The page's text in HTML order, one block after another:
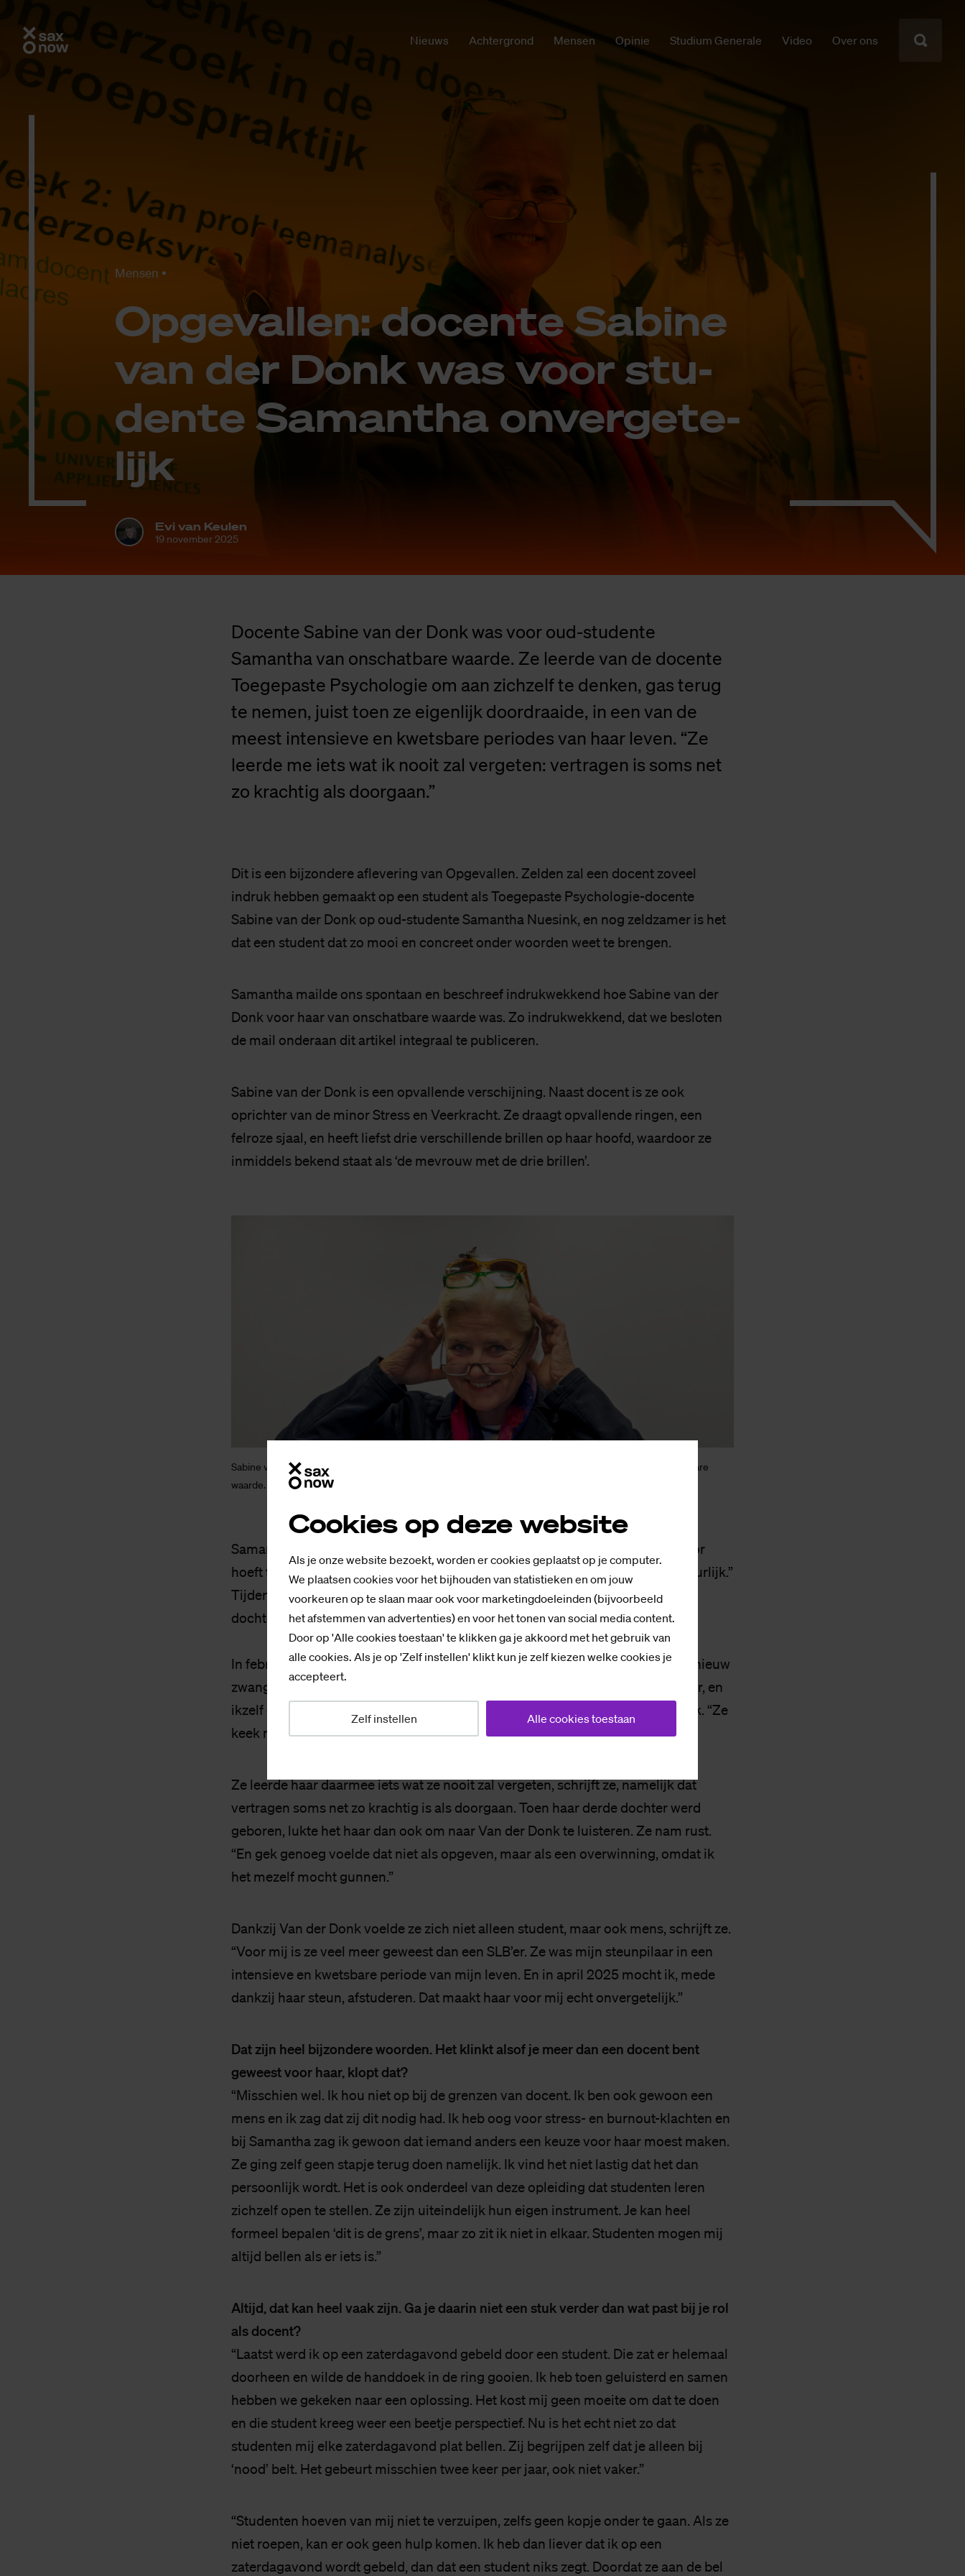
Cookies op deze website
Als je onze website bezoekt, worden er cookies geplaatst op je computer.
We plaatsen cookies voor het bijhouden van statistieken en om jouw
voorkeuren op te slaan maar ook voor marketingdoeleinden (bijvoorbeeld
het afstemmen van advertenties) en voor het tonen van social media content.
Door op 'Alle cookies toestaan' te klikken ga je akkoord met het gebruik van
alle cookies. Als je op 'Zelf instellen' klikt kun je zelf kiezen welke cookies je
accepteert.
Zelf instellen Alle cookies toestaan
Nieuws Achtergrond Mensen Opinie Studium Generale Video Over ons
Mensen
Op­ge­val­len: do­cen­te Sa­bi­ne
van der Donk was voor stu­
den­te Sa­mant­ha on­ver­ge­te­
lijk
Evi van Keulen
19 november 2025
Docente Sabine van der Donk was voor oud-studente
Samantha van onschatbare waarde. Ze leerde van de docente
Toegepaste Psychologie om aan zichzelf te denken, gas terug
te nemen, juist toen ze eigenlijk doordraaide, in een van de
meest intensieve en kwetsbare periodes van haar leven. “Ze
leerde me iets wat ik nooit zal vergeten: vertragen is soms net
zo krachtig als doorgaan.”
Dit is een bijzondere aflevering van Opgevallen. Zelden zal een docent zoveel
indruk hebben gemaakt op een student als Toegepaste Psychologie-docente
Sabine van der Donk op oud-studente Samantha Nuesink, en nog zeldzamer is het
dat een student dat zo mooi en concreet onder woorden weet te brengen.
Samantha mailde ons spontaan en beschreef indrukwekkend hoe Sabine van der
Donk voor haar van onschatbare waarde was. Zo indrukwekkend, dat we besloten
de mail onderaan dit artikel integraal te publiceren.
Sabine van der Donk is een opvallende verschijning. Naast docent is ze ook
oprichter van de minor Stress en Veerkracht. Ze draagt opvallende ringen, een
felroze sjaal, en heeft liefst drie verschillende brillen op haar hoofd, waardoor ze
inmiddels bekend staat als ‘de mevrouw met de drie brillen’.
Sabine van der Donk, de mevrouw met de drie brillen. Voor oud-studente Samantha was ze van onschatbare
waarde. Foto's: Marlene Mahn
Samantha Nuesink vindt echter dat ze opvalt zonder dat ze daar haar best voor
hoeft te doen. “Vanaf het allereerste begin stond ze naast me, letterlijk en figuurlijk.”
Tijdens haar tweede schooljaar raakte Samantha zwanger van haar tweede
dochter. “Toen was er direct met een luisterend oor en geruststellend woord.”
In februari werd haar dochter geboren, in juni van dat jaar werd Samantha opnieuw
zwanger, terwijl ze thuis ook nog een puber had rondlopen. “Alles draaide door, en
ikzelf dus ook.” In die periode had ze een belangrijk gesprek met Van der Donk. “Ze
keek me aan en zei: “Misschien is het tijd om even een stapje terug te doen.
Ze leerde haar daarmee iets wat ze nooit zal vergeten, schrijft ze, namelijk dat
vertragen soms net zo krachtig is als doorgaan. Toen haar derde dochter werd
geboren, lukte het haar dan ook om naar Van der Donk te luisteren. Ze nam rust.
“En gek genoeg voelde dat niet als opgeven, maar als een overwinning, omdat ik
het mezelf mocht gunnen.”
Dankzij Van der Donk voelde ze zich niet alleen student, maar ook mens, schrijft ze.
“Voor mij is ze veel meer geweest dan een SLB’er. Ze was mijn steunpilaar in een
intensieve en kwetsbare periode van mijn leven. En in april 2025 mocht ik, mede
dankzij haar steun, afstuderen. Dat maakt haar voor mij echt onvergetelijk.”
Dat zijn heel bijzondere woorden. Het klinkt alsof je meer dan een docent bent
geweest voor haar, klopt dat?
“Misschien wel. Ik hou niet op bij de grenzen van docent. Ik ben ook gewoon een
mens en ik zag dat zij dit nodig had. Ik heb oog voor stress- en burnout-klachten en
bij Samantha zag ik gewoon dat iemand anders een keuze voor haar moest maken.
Ze ging zelf geen stapje terug doen namelijk. Ik vind het niet lastig dat het dan
persoonlijk wordt. Het is ook onderdeel van deze opleiding dat studenten leren
zichzelf open te stellen. Ze zijn uiteindelijk hun eigen instrument. Je kan heel
formeel bepalen ‘dit is de grens’, maar zo zit ik niet in elkaar. Studenten mogen mij
altijd bellen als er iets is.”
Altijd, dat kan heel vaak zijn. Ga je daarin niet een stuk verder dan wat past bij je rol
als docent?
“Laatst werd ik op een zaterdagavond gebeld door een student. Die zat er helemaal
doorheen en wilde de handdoek in de ring gooien. Ik heb toen geluisterd en samen
hebben we gekeken naar een oplossing. Het kost mij geen moeite om dat te doen
en die student kreeg weer een beetje perspectief. Nu is het echt niet zo dat
studenten mij elke zaterdagavond plat bellen. Zij begrijpen zelf dat je alleen bij
‘nood’ belt. Het gebeurt misschien twee keer per jaar, ook niet vaker.”
“Studenten hoeven van mij niet te verzuipen, zelfs geen kopje onder te gaan. Als ze
niet roepen, kan er ook geen hulp komen. Ik heb dan liever dat ik op een
zaterdagavond wordt gebeld, dan dat een student niks zegt. Doordat ze aan de bel